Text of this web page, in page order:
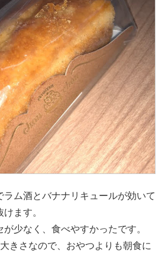
ラム酒とバナナリキュールが効いて
ます。
少なく、食べやすかったです。
きさなので、おやつよりも朝食に